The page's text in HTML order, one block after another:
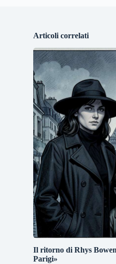
Articoli correlati
Il ritorno di Rhys
Parigi»